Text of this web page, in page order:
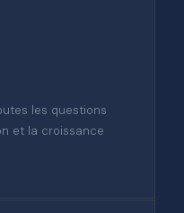
les questions
et la croissance